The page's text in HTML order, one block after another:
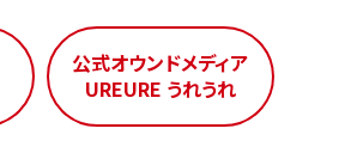
公式オウンドメディア
UREURE うれうれ